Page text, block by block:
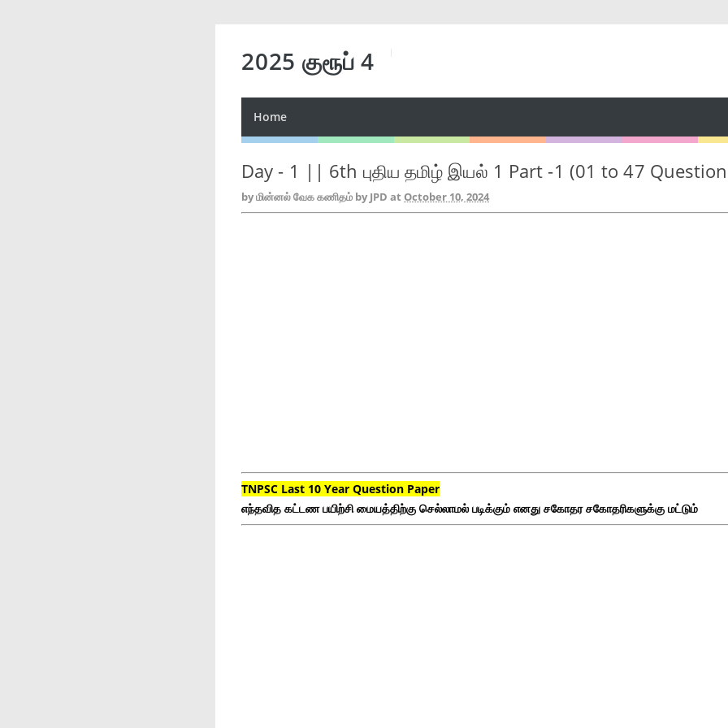
2025 குரூப் 4
Home
Day - 1 || 6th புதிய தமிழ் இயல் 1 Part -1 (01 to 47
byமின்னல் வேக கணிதம் by JPD at October 10, 2024
TNPSC Last 10 Year Question Paper
எந்தவித கட்டண பயிற்சி மையத்திற்கு செல்லாமல் படிக்கும் எனது சகோதர சகோதரிகளுக்கு மட்டும்